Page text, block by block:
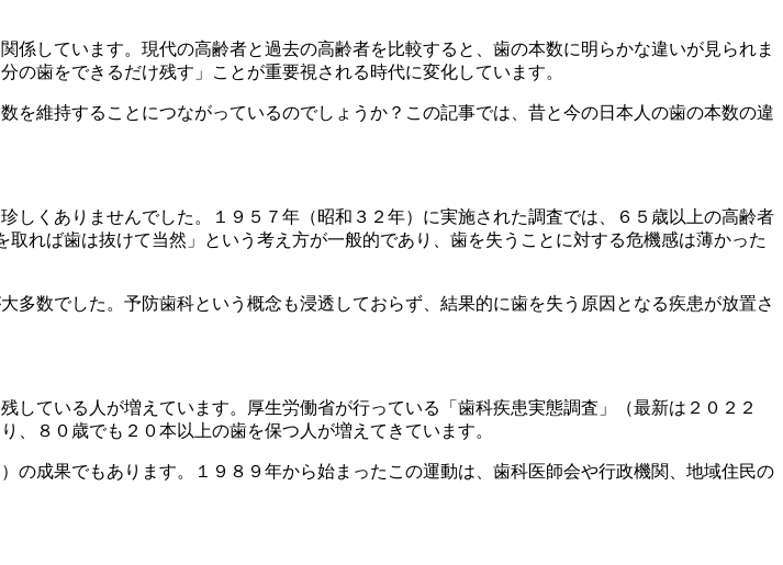
しています。現代の高齢者と過去の高齢者を比較すると、歯の本数に明らかな違いが見られま
歯をできるだけ残す」ことが重要視される時代に変化しています。
維持することにつながっているのでしょうか？この記事では、昔と今の日本人の歯の本数の違
くありませんでした。１９５７年（昭和３２年）に実施された調査では、６５歳以上の高齢者
れば歯は抜けて当然」という考え方が一般的であり、歯を失うことに対する危機感は薄かった
数でした。予防歯科という概念も浸透しておらず、結果的に歯を失う原因となる疾患が放置さ
ている人が増えています。厚生労働省が行っている「歯科疾患実態調査」（最新は２０２２
８０歳でも２０本以上の歯を保つ人が増えてきています。
成果でもあります。１９８９年から始まったこの運動は、歯科医師会や行政機関、地域住民の